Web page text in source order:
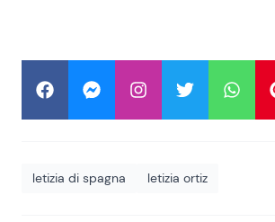
letizia di spagna letizia ortiz